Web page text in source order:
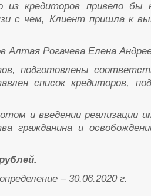
из кредиторов привело бы
с чем, Клиент пришла к
Рогачева Елена
подготовлены
список кредиторов,
и введении реализации
гражданина и
– 30.06.2020 г.